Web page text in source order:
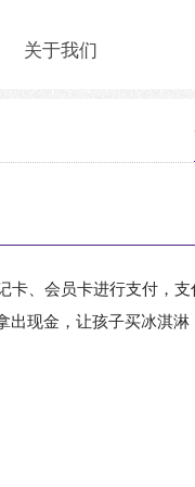
关于我们
卡、会员卡进行支付，
现金，让孩子买冰淇